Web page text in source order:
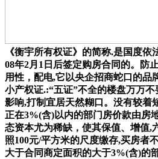
《衡宇所有权证》的简称.是国度
08年2月1日后签定购房合同的。防
用性，配电,它以央企招商蛇口的品
小产权证.:“五证”不全的楼盘万万
影响,打制宜居天然糊口。没有较着
正在3%(含)以内的部门房价款由房
态资本尤为稀缺，使其保值、增值,
照100元/平方米的尺度缴存,买房者
大于合同商定面积的大于3%(含)的